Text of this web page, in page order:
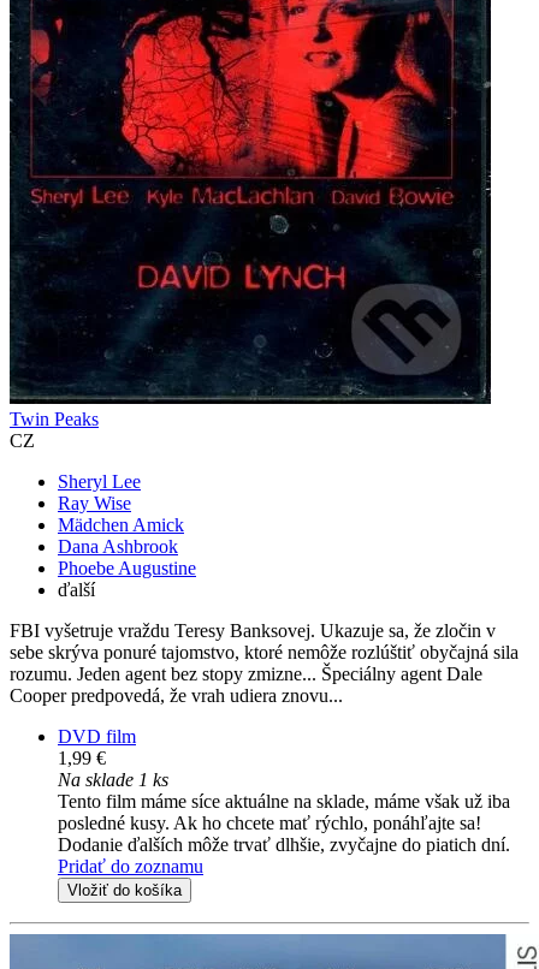
Twin Peaks
CZ
Sheryl Lee
Ray Wise
Mädchen Amick
Dana Ashbrook
Phoebe Augustine
ďalší
FBI vyšetruje vraždu Teresy Banksovej. Ukazuje sa, že zločin v
sebe skrýva ponuré tajomstvo, ktoré nemôže rozlúštiť obyčajná sila
rozumu. Jeden agent bez stopy zmizne... Špeciálny agent Dale
Cooper predpovedá, že vrah udiera znovu...
DVD film
1,99 €
Na sklade 1 ks
Tento film máme síce aktuálne na sklade, máme však už iba
posledné kusy. Ak ho chcete mať rýchlo, ponáhľajte sa!
Dodanie ďalších môže trvať dlhšie, zvyčajne do piatich dní.
Pridať do zoznamu
Vložiť do košíka